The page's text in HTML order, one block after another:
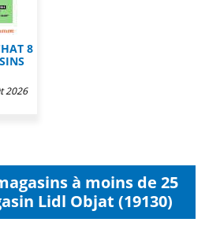
8
2026
à moins de 25
Lidl Objat (19130)